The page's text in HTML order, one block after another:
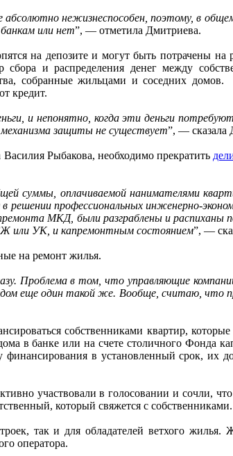
абсолютно нежизнеспособен, поэтому, в
или нет”, — отметила Дмитриева.
на депозите и могут быть потрачены
сбора и распределения денег между
собранные жильцами и соседних
кредит.
и непонятно, когда эти деньги
защиты не существует”, — сказала
Рыбакова, необходимо прекратить
суммы, оплачиваемой нанимателями
профессиональных инженерно-
МКД, были разграблены и
или УК, и капремонтным состоянием”, —
на ремонт жилья.
Проблема в том, что управляющие
еще один такой же. Вообще, считаю, что
собственниками квартир,
в банке или на счете столичного Фонда
в установленный срок, их
участвовали в голосовании и сочли,
который свяжется с собственниками.
так и для обладателей ветхого
оператора.